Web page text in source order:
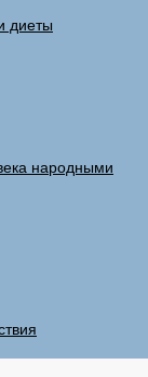
диеты
народными